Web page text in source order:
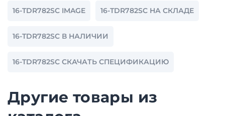
16-TDR782SC IMAGE 16-TDR782SC НА СКЛАДЕ
16-TDR782SC В НАЛИЧИИ
16-TDR782SC СКАЧАТЬ СПЕЦИФИКАЦИЮ
Другие товары из